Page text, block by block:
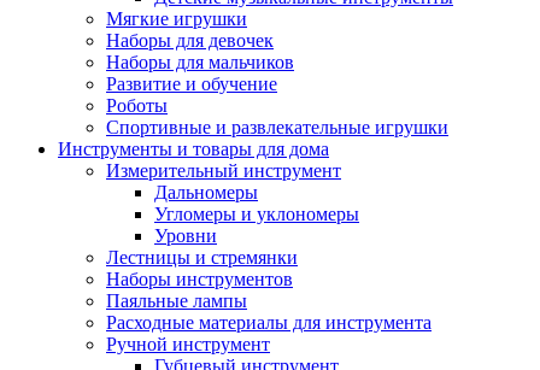
Мягкие игрушки
Наборы для девочек
Наборы для мальчиков
Развитие и обучение
Роботы
Спортивные и развлекательные игрушки
Инструменты и товары для дома
Измерительный инструмент
Дальномеры
Угломеры и уклономеры
Уровни
Лестницы и стремянки
Наборы инструментов
Паяльные лампы
Расходные материалы для инструмента
Ручной инструмент
Губцевый инструмент